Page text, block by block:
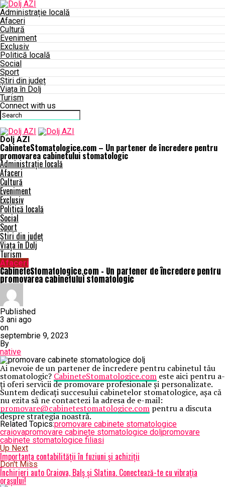
Administrație locală
Afaceri
Cultură
Eveniment
Exclusiv
Politică locală
Social
Sport
Știri din județ
Viața în Dolj
Turism
Connect with us
Dolj AZI
CabineteStomatologice.com – Un partener de încredere pentru
promovarea cabinetului stomatologic
Administrație locală
Afaceri
Cultură
Eveniment
Exclusiv
Politică locală
Social
Sport
Știri din județ
Viața în Dolj
Turism
Afaceri
CabineteStomatologice.com – Un partener de încredere pentru
promovarea cabinetului stomatologic
Published
3 ani ago
on
septembrie 9, 2023
By
native
Ai nevoie de un partener de încredere pentru cabinetul tău
stomatologic? CabineteStomatologice.com este aici pentru a-
ți oferi servicii de promovare profesionale și personalizate.
Suntem dedicați succesului cabinetelor stomatologice, așa că
nu ezita să ne contactezi la adresa de e-mail:
promovare@cabinetestomatologice.com pentru a discuta
despre strategia noastră.
Related Topics:promovare cabinete stomatologice
craiovapromovare cabinete stomatologice doljpromovare
cabinete stomatologice filiasi
Up Next
Importanța contabilității în fuziuni și achiziții
Don't Miss
Închirieri auto Craiova, Balș și Slatina. Conectează-te cu vibrația
orașului!